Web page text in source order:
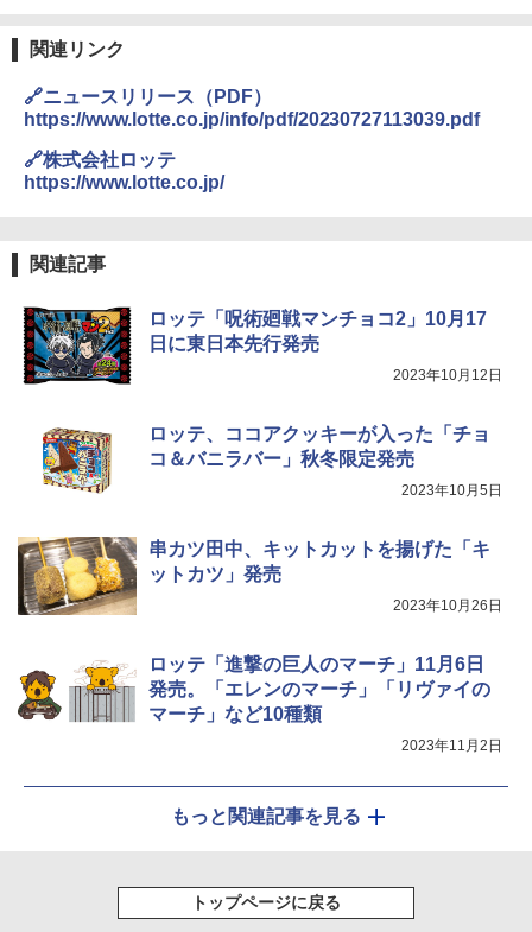
ーフードヌードル 高たんぱく&低糖質 さ
らに塩分控えめ 78g×12個
￥2,323
ップ麺 78g×20個
[山善] スチームオーブンレンジ 省エネ
ーム調理 フラットテーブル トースト機
能 自動メニュー33種 簡単お手入れ ブラ
4
TOSHIBA(東芝) スチームオーブンレン
0℃ 1段調理 フラットテーブル 電子レン
お手入れ 小型 新生活 一人暮らし 二人暮
らし ファミリー
5
シャープ ウォーターオーブン ヘルシオ
￥44,800
関連リンク
🔗ニュースリリース（PDF）
https://www.lotte.co.jp/info/pdf/20230727113039.pdf
🔗株式会社ロッテ
https://www.lotte.co.jp/
関連記事
ロッテ「呪術廻戦マンチョコ2」10月17
日に東日本先行発売
2023年10月12日
ロッテ、ココアクッキーが入った「チョ
コ＆バニラバー」秋冬限定発売
2023年10月5日
串カツ田中、キットカットを揚げた「キ
ットカツ」発売
2023年10月26日
ロッテ「進撃の巨人のマーチ」11月6日
発売。「エレンのマーチ」「リヴァイの
マーチ」など10種類
2023年11月2日
もっと関連記事を見る
トップページに戻る